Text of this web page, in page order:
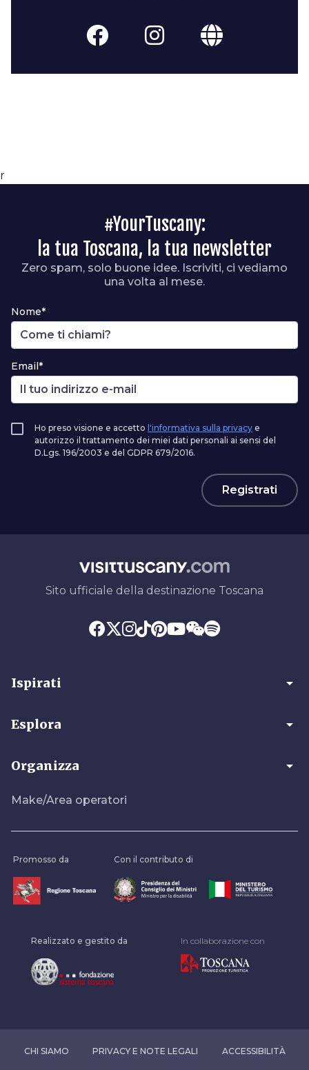
r
#YourTuscany:
la tua Toscana, la tua newsletter
Zero spam, solo buone idee. Iscriviti, ci vediamo
una volta al mese.
Nome*
Email*
Ho preso visione e accetto l'informativa sulla privacy e
autorizzo il trattamento dei miei dati personali ai sensi del
D.Lgs. 196/2003 e del GDPR 679/2016.
Registrati
Sito ufficiale della destinazione Toscana
Ispirati arrow_drop_down
Esplora arrow_drop_down
Organizza arrow_drop_down
Make/Area operatori
Promosso da Con il contributo di
Realizzato e gestito da In collaborazione con
CHI SIAMO PRIVACY E NOTE LEGALI ACCESSIBILITÀ